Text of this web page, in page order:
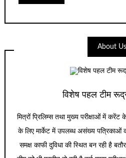
About Us
विशेष पहल टीम
मित्रों प्रिलिम्स तथा मुख्य परीक्षाओं में करेंट
के लिए मार्केट में उपलब्ध असंख्य पत्रिकाओं
समक्ष काफी दुविधा की स्थित बन रही है